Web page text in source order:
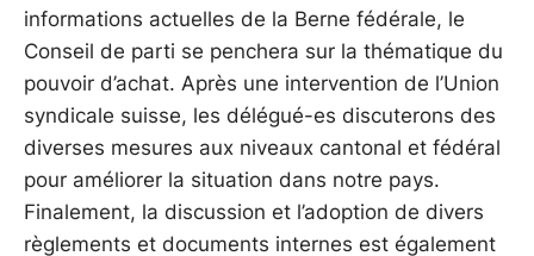
informations actuelles de la Berne fédérale, le
Conseil de parti se penchera sur la thématique du
pouvoir d’achat. Après une intervention de l’Union
syndicale suisse, les délégué-es discuterons des
diverses mesures aux niveaux cantonal et fédéral
pour améliorer la situation dans notre pays.
Finalement, la discussion et l’adoption de divers
règlements et documents internes est également